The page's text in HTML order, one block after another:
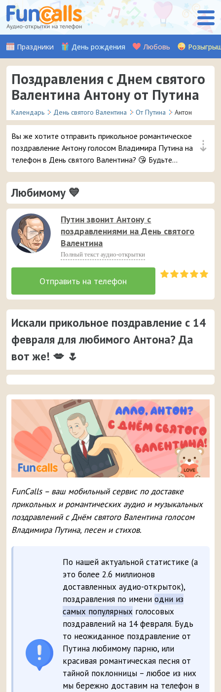
Праздники День рождения Любовь
Поздравления с Днем святого
Валентина Антону от Путина
Календарь День святого Валентина От Путина Антон
⇣
Вы же хотите отправить прикольное романтическое
поздравление Антону голосом Владимира Путина на
телефон в День святого Валентина? 😘 Будьте
уверены, ему точно понравится – и неожиданный
звонок и такое весёлое аудио признание ❤ 👏
Любимому 💙
Путин звонит Антону с
поздравлениями на День святого
Валентина
Полный текст аудио-открытки
Искали прикольное поздравление с 14
февраля для любимого Антона? Да
вот же! 💋 🌷
FunCalls – ваш мобильный сервис по доставке
прикольных и романтических аудио и музыкальных
поздравлений с Днём святого Валентина голосом
Владимира Путина, песен и стихов.
По нашей актуальной статистике (а
это более 2.6 миллионов
доставленных аудио-открыток),
поздравления по имениодни из
самых популярных голосовых
поздравлений на 14 февраля. Будь
то неожиданное поздравление от
Путина любимому парню, или
красивая романтическая песня от
тайной поклонницы – любое из них
мы бережно доставим на телефон в